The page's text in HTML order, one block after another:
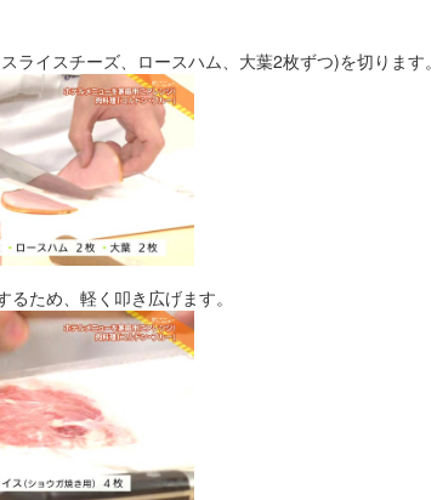
ライスチーズ、ロースハム、大葉2枚ずつ)を切ります。
ため、軽く叩き広げます。